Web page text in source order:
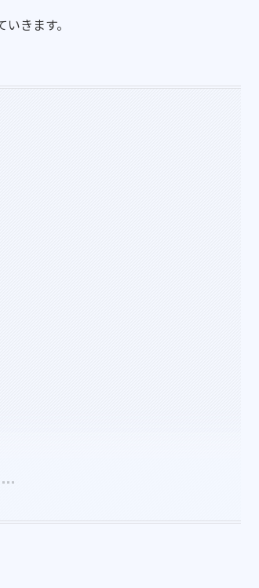
きます。